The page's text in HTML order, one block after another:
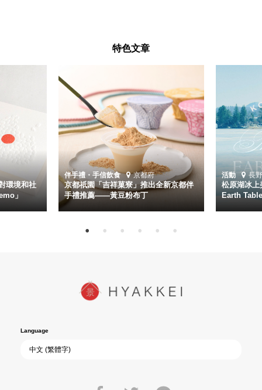
特色文章
環境和社
」
伴手禮・手信飲食 京都府
京都祇園「吉祥菓寮」推出全新京都伴
手禮推薦——黃豆粉布丁
活動 長
松原湖冰
Earth
Language